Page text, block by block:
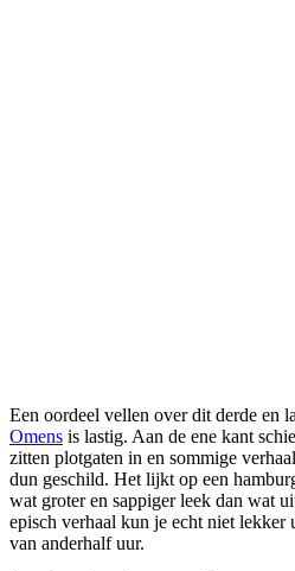
Een oordeel vellen over dit derde en
Omens is lastig. Aan de ene kant
zitten plotgaten in en sommige
dun geschild. Het lijkt op een
wat groter en sappiger leek dan wat
episch verhaal kun je echt niet
van anderhalf uur.